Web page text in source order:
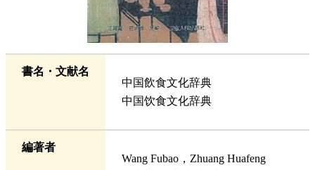
書名・文献名
中国飲食文化辞典
中国饮食文化辞典
編著者
Wang Fubao，Zhuang Huafeng